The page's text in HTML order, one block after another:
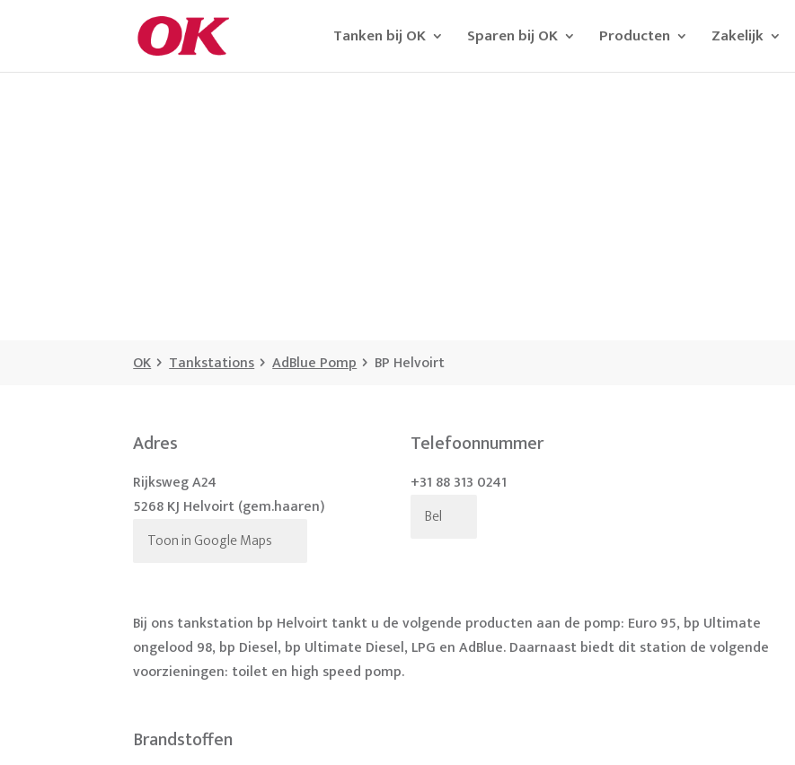
Tanken bij OK Sparen bij OK Producten Zakelijk
OK Tankstations AdBlue Pomp BP Helvoirt
Adres
Rijksweg A24
5268 KJ Helvoirt (gem.haaren)
Toon in Google Maps
Telefoonnummer
+31 88 313 0241
Bel
Bij ons tankstation bp Helvoirt tankt u de volgende producten aan de pomp: Euro 95, bp Ultimate
ongelood 98, bp Diesel, bp Ultimate Diesel, LPG en AdBlue. Daarnaast biedt dit station de volgende
voorzieningen: toilet en high speed pomp.
Brandstoffen